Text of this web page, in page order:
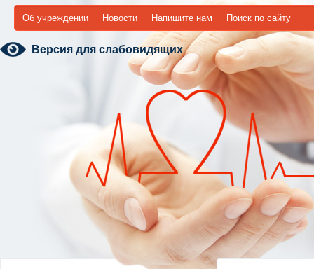
Об учреждении Новости Напишите нам Поиск по сайту
Версия для слабовидящих